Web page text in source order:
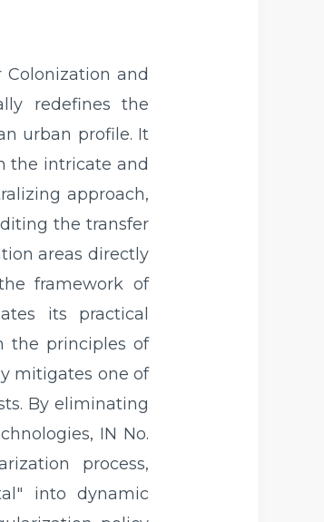
and
redefines the
urban profile. It
the intricate and
approach,
the transfer
areas directly
framework of
its practical
the principles of
mitigates one of
By eliminating
IN No.
process,
into dynamic